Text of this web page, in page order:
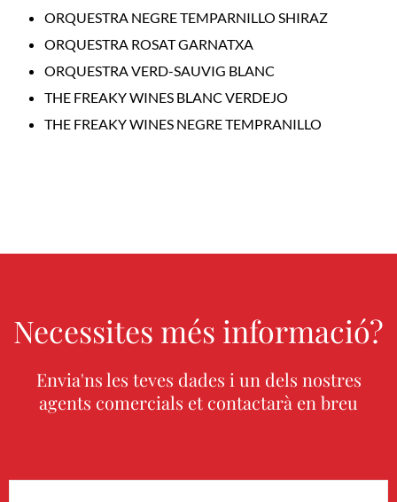
ORQUESTRA NEGRE TEMPARNILLO SHIRAZ
ORQUESTRA ROSAT GARNATXA
ORQUESTRA VERD-SAUVIG BLANC
THE FREAKY WINES BLANC VERDEJO
THE FREAKY WINES NEGRE TEMPRANILLO
Necessites més informació?
Envia'ns les teves dades i un dels nostres
agents comercials et contactarà en breu